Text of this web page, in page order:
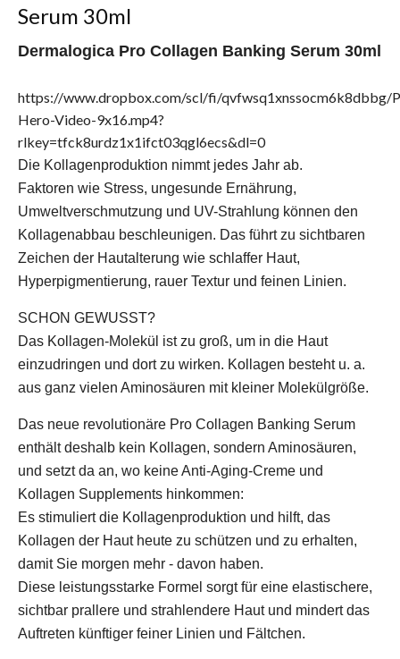
Serum 30ml
Dermalogica Pro Collagen Banking Serum 30ml
https://www.dropbox.com/scl/fi/qvfwsq1xnssocm6k8dbbg/
Hero-Video-9x16.mp4?
rlkey=tfck8urdz1x1ifct03qgl6ecs&dl=0
Die Kollagenproduktion nimmt jedes Jahr ab.
Faktoren wie Stress, ungesunde Ernährung,
Umweltverschmutzung und UV-Strahlung können den
Kollagenabbau beschleunigen. Das führt zu sichtbaren
Zeichen der Hautalterung wie schlaffer Haut,
Hyperpigmentierung, rauer Textur und feinen Linien.
SCHON GEWUSST?
Das Kollagen-Molekül ist zu groß, um in die Haut
einzudringen und dort zu wirken. Kollagen besteht u. a.
aus ganz vielen Aminosäuren mit kleiner Molekülgröße.
Das neue revolutionäre Pro Collagen Banking Serum
enthält deshalb kein Kollagen, sondern Aminosäuren,
und setzt da an, wo keine Anti-Aging-Creme und
Kollagen Supplements hinkommen:
Es stimuliert die Kollagenproduktion und hilft, das
Kollagen der Haut heute zu schützen und zu erhalten,
damit Sie morgen mehr - davon haben.
Diese leistungsstarke Formel sorgt für eine elastischere,
sichtbar prallere und strahlendere Haut und mindert das
Auftreten künftiger feiner Linien und Fältchen.